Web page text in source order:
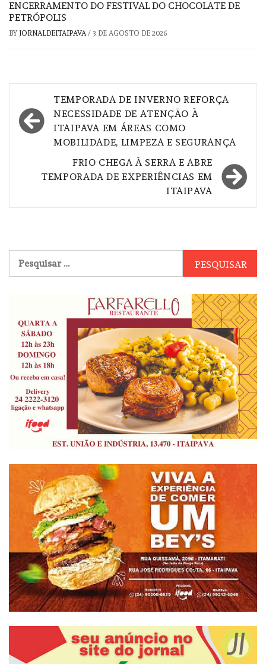
ENCERRAMENTO DO FESTIVAL DO CHOCOLATE DE
PETRÓPOLIS
BY JORNALDEITAIPAVA/ 3 DE AGOSTO DE 2026
Navegação
de
Post
TEMPORADA DE INVERNO REFORÇA
NECESSIDADE DE ATENÇÃO À
ITAIPAVA EM ÁREAS COMO
MOBILIDADE, LIMPEZA E SEGURANÇA
FRIO CHEGA À SERRA E ABRE
TEMPORADA DE EXPERIÊNCIAS EM
ITAIPAVA